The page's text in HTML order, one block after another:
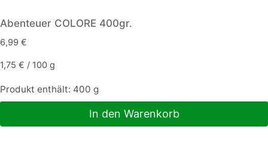
Abenteuer COLORE 400gr.
6,99 €
1,75 € / 100 g
Produkt enthält: 400 g
In den Warenkorb